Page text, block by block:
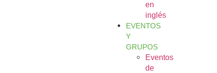
en
inglés
EVENTOS
Y
GRUPOS
Eventos
de